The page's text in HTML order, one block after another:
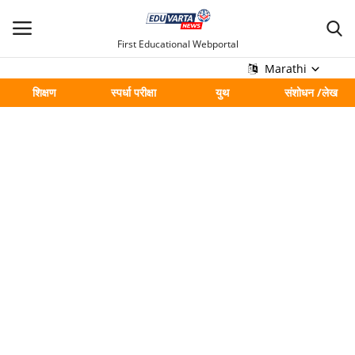
First Educational Webportal
Marathi
शिक्षण
स्पर्धा परीक्षा युथ संशोधन /लेख
मुख्य